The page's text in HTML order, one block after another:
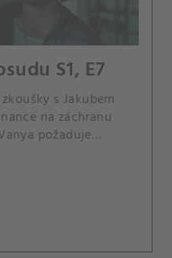
S1, E7
s Jakubem
na záchranu
požaduje